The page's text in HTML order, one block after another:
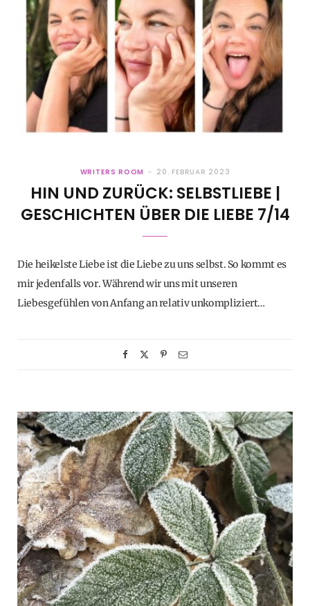
WRITERS ROOM 20. FEBRUAR 2023
HIN UND ZURÜCK: SELBSTLIEBE |
GESCHICHTEN ÜBER DIE LIEBE 7/14
Die heikelste Liebe ist die Liebe zu uns selbst. So kommt es
mir jedenfalls vor. Während wir uns mit unseren
Liebesgefühlen von Anfang an relativ unkompliziert…